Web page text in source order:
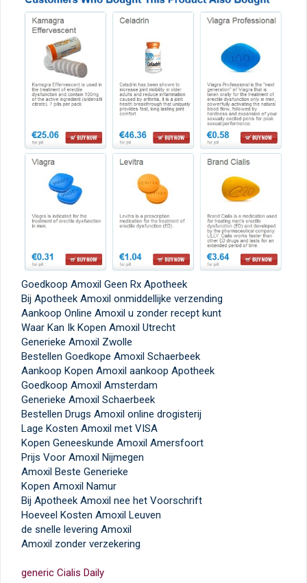
Goedkoop Amoxil Geen Rx Apotheek
Bij Apotheek Amoxil onmiddellijke verzending
Aankoop Online Amoxil u zonder recept kunt
Waar Kan Ik Kopen Amoxil Utrecht
Generieke Amoxil Zwolle
Bestellen Goedkope Amoxil Schaerbeek
Aankoop Kopen Amoxil aankoop Apotheek
Goedkoop Amoxil Amsterdam
Generieke Amoxil Schaerbeek
Bestellen Drugs Amoxil online drogisterij
Lage Kosten Amoxil met VISA
Kopen Geneeskunde Amoxil Amersfoort
Prijs Voor Amoxil Nijmegen
Amoxil Beste Generieke
Kopen Amoxil Namur
Bij Apotheek Amoxil nee het Voorschrift
Hoeveel Kosten Amoxil Leuven
de snelle levering Amoxil
Amoxil zonder verzekering
generic Cialis Daily